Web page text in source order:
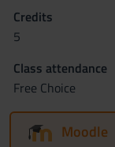
Credits
5
Class attendance
Free Choice
Moodle